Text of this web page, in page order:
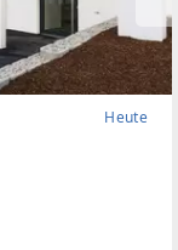
Heute